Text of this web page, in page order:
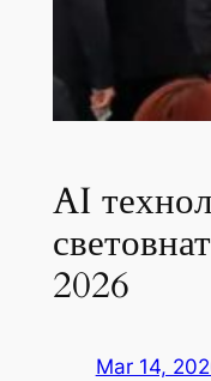
AI
2026
Mar 14,